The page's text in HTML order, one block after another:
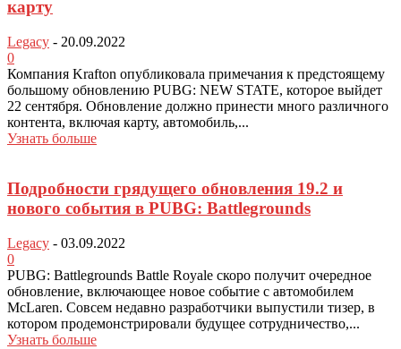
карту
Legacy - 20.09.2022
0
Компания Krafton опубликовала примечания к предстоящему
большому обновлению PUBG: NEW STATE, которое выйдет
22 сентября. Обновление должно принести много различного
контента, включая карту, автомобиль,...
Узнать больше
Подробности грядущего обновления 19.2 и
нового события в PUBG: Battlegrounds
Legacy - 03.09.2022
0
PUBG: Battlegrounds Battle Royale скоро получит очередное
обновление, включающее новое событие с автомобилем
McLaren. Совсем недавно разработчики выпустили тизер, в
котором продемонстрировали будущее сотрудничество,...
Узнать больше